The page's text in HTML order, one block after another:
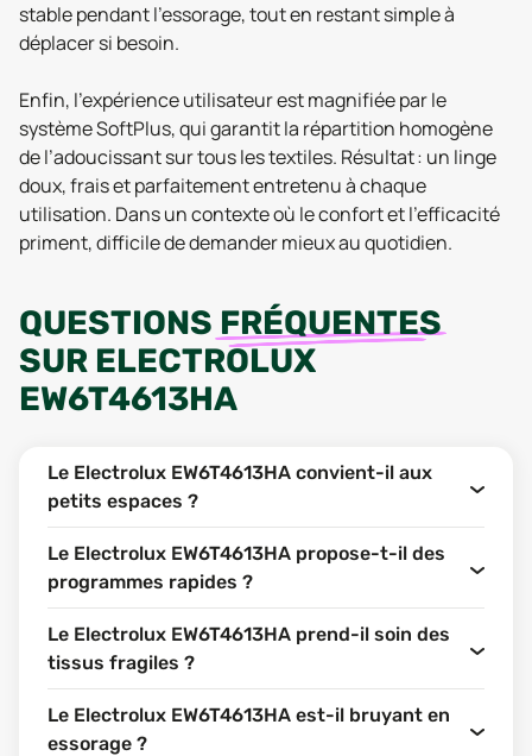
stable pendant l’essorage, tout en restant simple à
déplacer si besoin.
Enfin, l’expérience utilisateur est magnifiée par le
système SoftPlus, qui garantit la répartition homogène
de l’adoucissant sur tous les textiles. Résultat : un linge
doux, frais et parfaitement entretenu à chaque
utilisation. Dans un contexte où le confort et l’efficacité
priment, difficile de demander mieux au quotidien.
QUESTIONS FRÉQUENTES
SUR ELECTROLUX
EW6T4613HA
Le Electrolux EW6T4613HA convient-il aux
petits espaces ?
Le Electrolux EW6T4613HA propose-t-il des
programmes rapides ?
Le Electrolux EW6T4613HA prend-il soin des
tissus fragiles ?
Le Electrolux EW6T4613HA est-il bruyant en
essorage ?